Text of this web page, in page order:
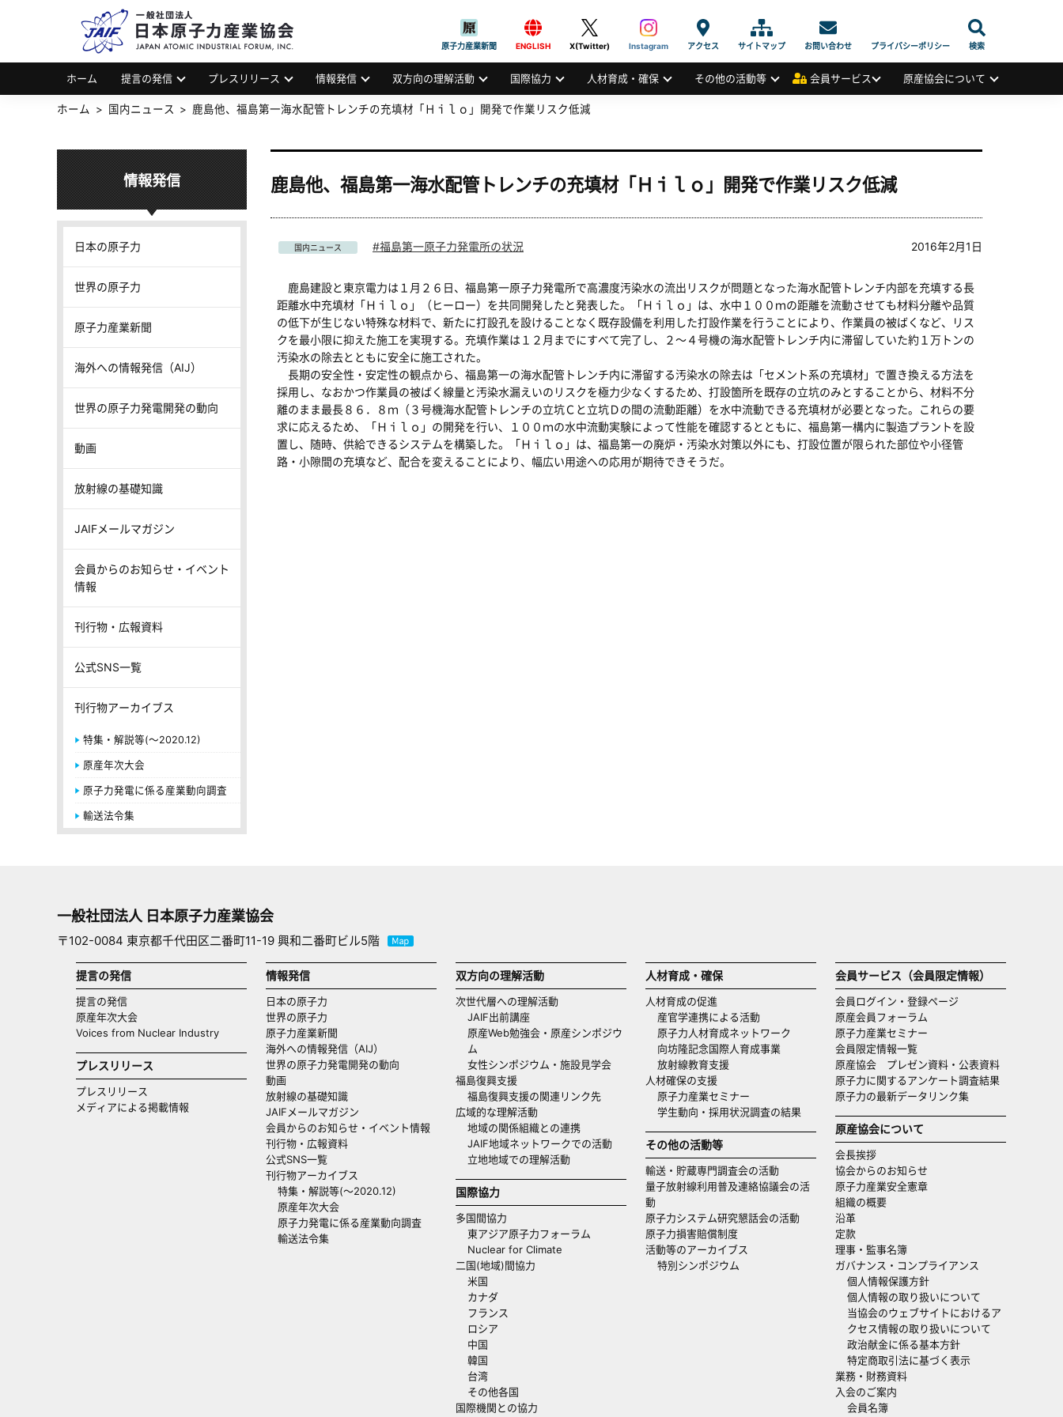
JAPAN ATOMIC INDUSTRIAL FORUM, INC.
原子力産業新聞 ENGLISH X(Twitter) Instagram アクセス サイトマップ お問い合わせ プライバシーポリシー 検索
ホーム 提言の発信 プレスリリース 情報発信 双方向の理解活動 国際協力 人材育成・確保 その他の活動等 会員サービス 原産協会について
ホーム 国内ニュース 鹿島他、福島第一海水配管トレンチの充填材「Ｈｉｌｏ」開発で作業リスク低減
鹿島他、福島第一海水配管トレンチの充填材「Ｈｉｌｏ」開発で作業リスク低減
国内ニュース 福島第一原子力発電所の状況 2016年2月1日
鹿島建設と東京電力は１月２６日、福島第一原子力発電所で高濃度汚染水の流出リスクが問題となった海水配管トレンチ内部を充填する長
距離水中充填材「Ｈｉｌｏ」（ヒーロー）を共同開発したと発表した。「Ｈｉｌｏ」は、水中１００ｍの距離を流動させても材料分離や品質
の低下が生じない特殊な材料で、新たに打設孔を設けることなく既存設備を利用した打設作業を行うことにより、作業員の被ばくなど、リス
クを最小限に抑えた施工を実現する。充填作業は１２月までにすべて完了し、２～４号機の海水配管トレンチ内に滞留していた約１万トンの
汚染水の除去とともに安全に施工された。
長期の安全性・安定性の観点から、福島第一の海水配管トレンチ内に滞留する汚染水の除去は「セメント系の充填材」で置き換える方法を
採用し、なおかつ作業員の被ばく線量と汚染水漏えいのリスクを極力少なくするため、打設箇所を既存の立坑のみとすることから、材料不分
離のまま最長８６．８ｍ（３号機海水配管トレンチの立坑Ｃと立坑Ｄの間の流動距離）を水中流動できる充填材が必要となった。これらの要
求に応えるため、「Ｈｉｌｏ」の開発を行い、１００ｍの水中流動実験によって性能を確認するとともに、福島第一構内に製造プラントを設
置し、随時、供給できるシステムを構築した。「Ｈｉｌｏ」は、福島第一の廃炉・汚染水対策以外にも、打設位置が限られた部位や小径管
路・小隙間の充填など、配合を変えることにより、幅広い用途への応用が期待できそうだ。
情報発信
日本の原子力
世界の原子力
原子力産業新聞
海外への情報発信（AIJ）
世界の原子力発電開発の動向
動画
放射線の基礎知識
JAIFメールマガジン
会員からのお知らせ・イベント
情報
刊行物・広報資料
公式SNS一覧
刊行物アーカイブス
特集・解説等(～2020.12)
原産年次大会
原子力発電に係る産業動向調査
輸送法令集
一般社団法人 日本原子力産業協会
〒102-0084 東京都千代田区二番町11-19 興和二番町ビル5階
提言の発信
提言の発信
原産年次大会
Voices from Nuclear Industry
プレスリリース
プレスリリース
メディアによる掲載情報
情報発信
日本の原子力
世界の原子力
原子力産業新聞
海外への情報発信（AIJ）
世界の原子力発電開発の動向
動画
放射線の基礎知識
JAIFメールマガジン
会員からのお知らせ・イベント情報
刊行物・広報資料
公式SNS一覧
刊行物アーカイブス
特集・解説等(～2020.12)
原産年次大会
原子力発電に係る産業動向調査
輸送法令集
双方向の理解活動
次世代層への理解活動
JAIF出前講座
原産Web勉強会・原産シンポジウ
ム
女性シンポジウム・施設見学会
福島復興支援
福島復興支援の関連リンク先
広域的な理解活動
地域の関係組織との連携
JAIF地域ネットワークでの活動
立地地域での理解活動
国際協力
多国間協力
東アジア原子力フォーラム
Nuclear for Climate
二国(地域)間協力
米国
カナダ
フランス
ロシア
中国
韓国
台湾
その他各国
国際機関との協力
人材育成・確保
人材育成の促進
産官学連携による活動
原子力人材育成ネットワーク
向坊隆記念国際人育成事業
放射線教育支援
人材確保の支援
原子力産業セミナー
学生動向・採用状況調査の結果
その他の活動等
輸送・貯蔵専門調査会の活動
量子放射線利用普及連絡協議会の活
動
原子力システム研究懇話会の活動
原子力損害賠償制度
活動等のアーカイブス
特別シンポジウム
会員サービス（会員限定情報）
会員ログイン・登録ページ
原産会員フォーラム
原子力産業セミナー
会員限定情報一覧
原産協会 プレゼン資料・公表資料
原子力に関するアンケート調査結果
原子力の最新データリンク集
原産協会について
会長挨拶
協会からのお知らせ
原子力産業安全憲章
組織の概要
沿革
定款
理事・監事名簿
ガバナンス・コンプライアンス
個人情報保護方針
個人情報の取り扱いについて
当協会のウェブサイトにおけるア
クセス情報の取り扱いについて
政治献金に係る基本方針
特定商取引法に基づく表示
業務・財務資料
入会のご案内
会員名簿